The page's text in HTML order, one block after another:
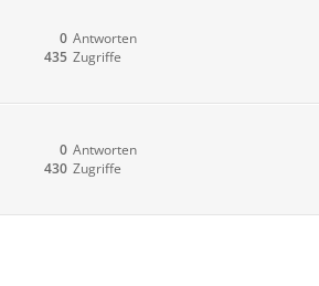
Antworten
0
Zugriffe
435
Antworten
0
Zugriffe
430